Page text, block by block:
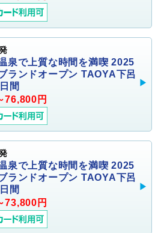
泉で上質な時間を満喫 2025
ランドオープン TAOYA下呂
間
76,800円
泉で上質な時間を満喫 2025
ランドオープン TAOYA下呂
間
73,800円